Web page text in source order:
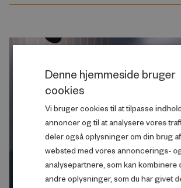
Denne hjemmeside bruger
cookies
Vi bruger cookies til at tilpasse
annoncer og til at analysere vores
deler også oplysninger om din brug
websted med vores annoncerings-
analysepartnere, som kan kombinere
andre oplysninger, som du har givet